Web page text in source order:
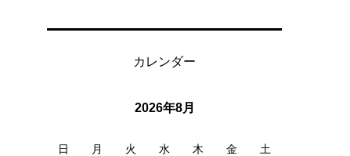
カレンダー
2026年8月
日 月 火 水 木 金 土